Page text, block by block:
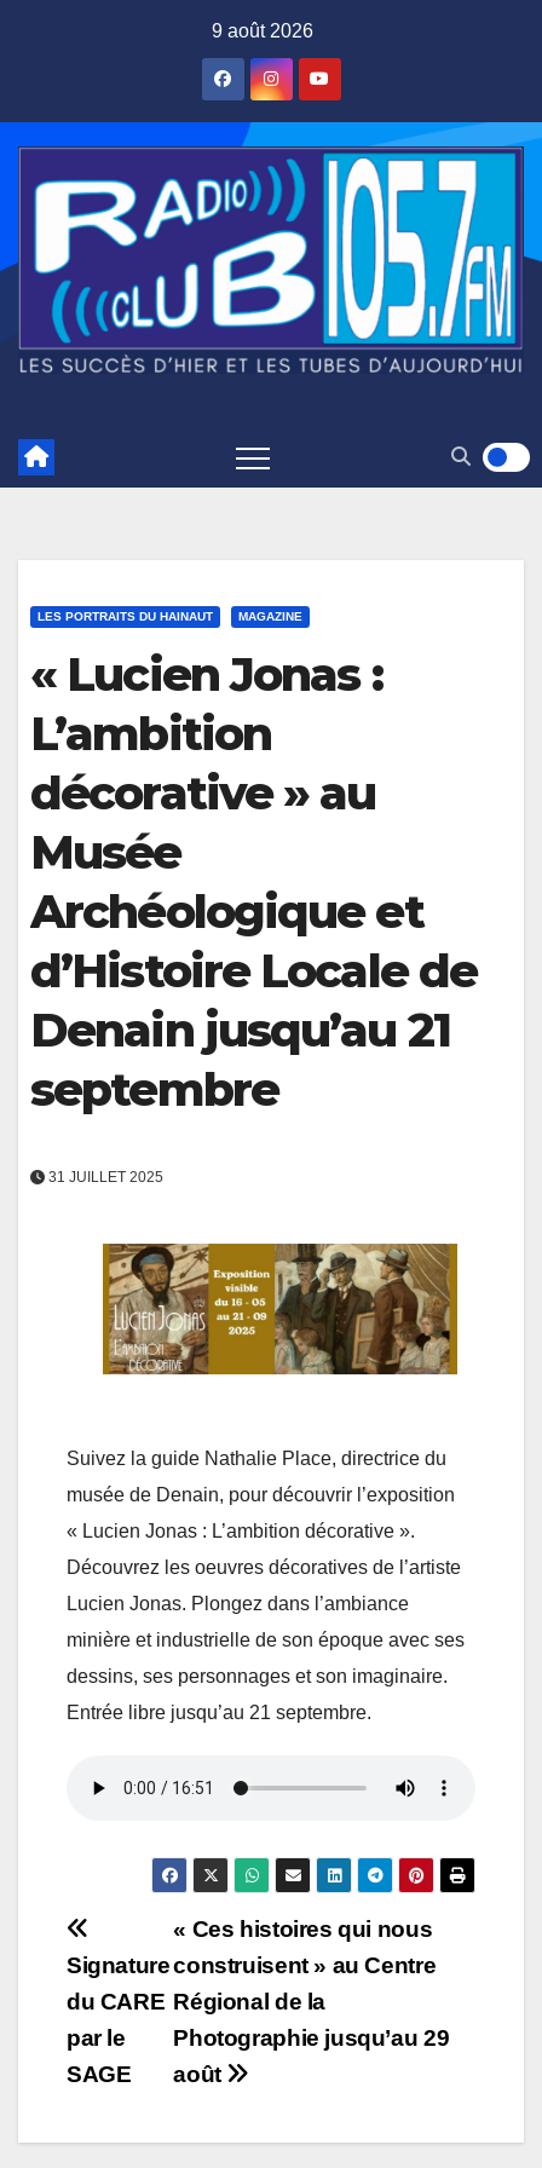
9 août 2026
LES PORTRAITS DU HAINAUT MAGAZINE
« Lucien Jonas :
L’ambition
décorative » au
Musée
Archéologique et
d’Histoire Locale de
Denain jusqu’au 21
septembre
31 JUILLET 2025
Suivez la guide Nathalie Place, directrice du
musée de Denain, pour découvrir l’exposition
« Lucien Jonas : L’ambition décorative ».
Découvrez les oeuvres décoratives de l’artiste
Lucien Jonas. Plongez dans l’ambiance
minière et industrielle de son époque avec ses
dessins, ses personnages et son imaginaire.
Entrée libre jusqu’au 21 septembre.
Navigation
de
l’article
« Ces histoires qui nous
construisent » au Centre
Régional de la
Photographie jusqu’au 29
août
Signature
du CARE
par le
SAGE